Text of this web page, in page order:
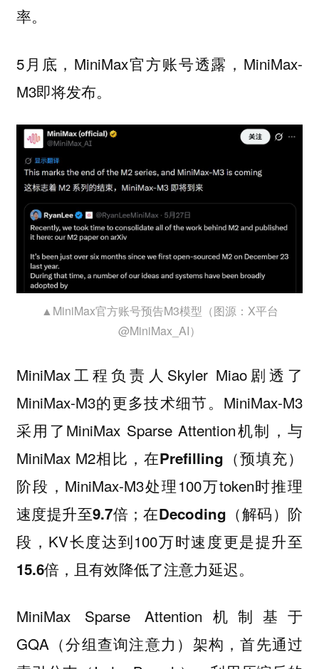
率。
5月底，MiniMax官方账号透露，MiniMax-
M3即将发布。
▲MiniMax官方账号预告M3模型（图源：X平台
@MiniMax_AI）
MiniMax工程负责人Skyler Miao剧透了
MiniMax-M3的更多技术细节。MiniMax-M3
采用了MiniMax Sparse Attention机制，与
MiniMax M2相比，在Prefilling（预填充）
阶段 ，MiniMax-M3处理100万token时推理
速度提升至9.7倍 ；在Decoding（解码）阶
段 ，KV长度达到100万时速度更是提升至
15.6倍，且有效降低了注意力延迟。
MiniMax Sparse Attention机制基于
GQA（分组查询注意力）架构，首先通过